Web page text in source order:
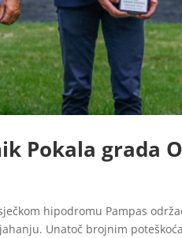
Pokala grada
hipodromu Pampas
Unatoč brojnim